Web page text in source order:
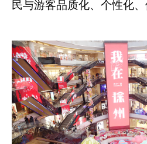
民与游客品质化、个性化、